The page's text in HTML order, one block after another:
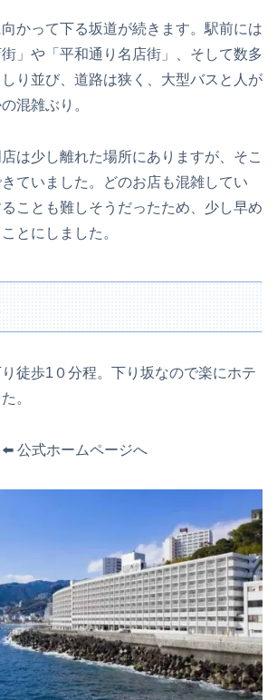
かって下る坂道が続きます。駅前には
街」や「平和通り名店街」、そして数多
り並び、道路は狭く、大型バスと人が
混雑ぶり。
は少し離れた場所にありますが、そこ
ていました。どのお店も混雑してい
ことも難しそうだったため、少し早め
とにしました。
徒歩1０分程。下り坂なので楽にホテ
。
公式ホームページへ